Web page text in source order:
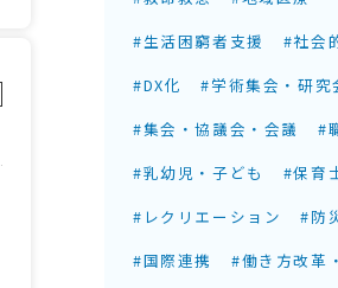
#生活困窮者支援
#社会
#DX化
#学術集会・研究
#集会・協議会・会議
#
#乳幼児・子ども
#保育
#レクリエーション
#防
#国際連携
#働き方改革